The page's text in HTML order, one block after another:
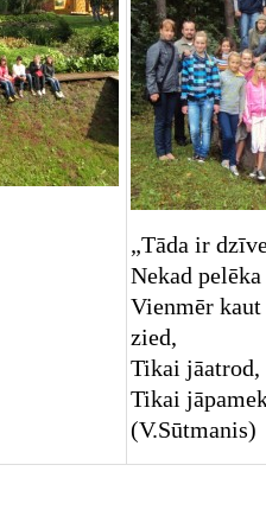
„Tāda ir
Nekad pelēka
Vienmēr
zied,
Tikai jāatrod,
Tikai
(V.Sūtmanis)